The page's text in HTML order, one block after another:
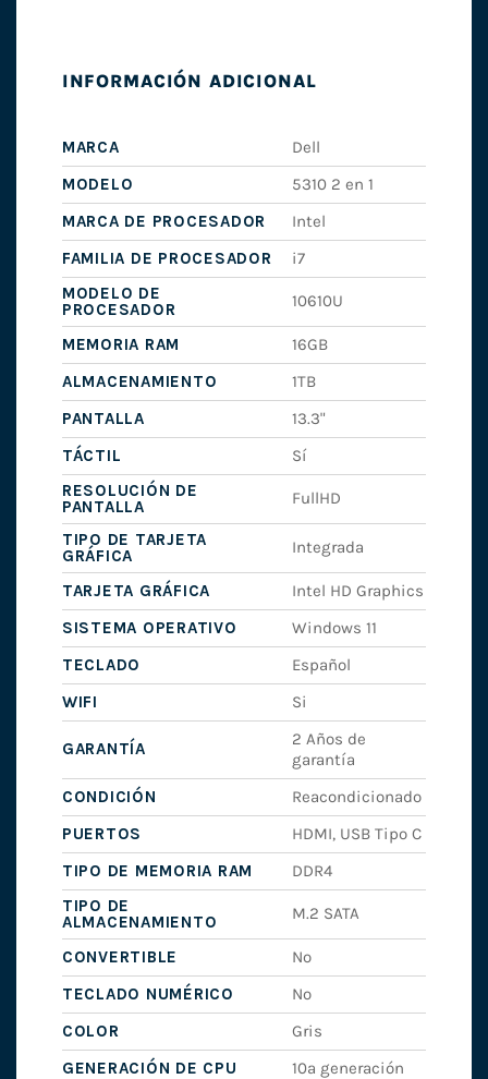
INFORMACIÓN ADICIONAL
MARCA
Dell
MODELO
5310 2 en 1
MARCA DE PROCESADOR
Intel
FAMILIA DE PROCESADOR
i7
MODELO DE
PROCESADOR
10610U
MEMORIA RAM
16GB
ALMACENAMIENTO
1TB
PANTALLA
13.3"
TÁCTIL
Sí
RESOLUCIÓN DE
PANTALLA
FullHD
TIPO DE TARJETA
GRÁFICA
Integrada
TARJETA GRÁFICA
Intel HD Graphics
SISTEMA OPERATIVO
Windows 11
TECLADO
Español
WIFI
Si
GARANTÍA
2 Años de
garantía
CONDICIÓN
Reacondicionado
PUERTOS
HDMI, USB Tipo C
TIPO DE MEMORIA RAM
DDR4
TIPO DE
ALMACENAMIENTO
M.2 SATA
CONVERTIBLE
No
TECLADO NUMÉRICO
No
COLOR
Gris
GENERACIÓN DE CPU
10ª generación